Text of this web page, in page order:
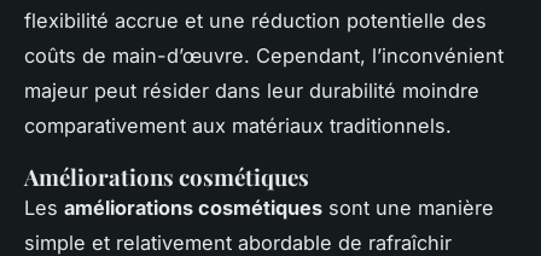
flexibilité accrue et une réduction potentielle des
coûts de main-d’œuvre. Cependant, l’inconvénient
majeur peut résider dans leur durabilité moindre
comparativement aux matériaux traditionnels.
Améliorations cosmétiques
Les améliorations cosmétiques sont une manière
simple et relativement abordable de rafraîchir